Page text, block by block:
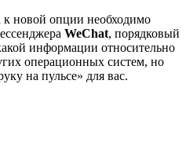
новой опции необходимо
WeChat, порядковый
информации относительно
операционных систем, но
на пульсе» для вас.